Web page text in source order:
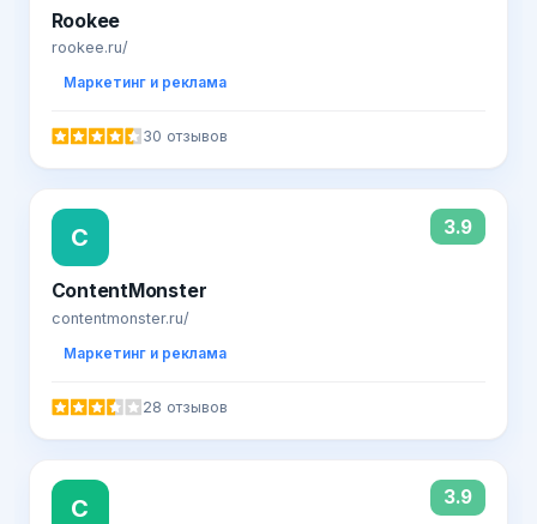
Rookee
rookee.ru/
Маркетинг и реклама
30 отзывов
C 3.9
ContentMonster
contentmonster.ru/
Маркетинг и реклама
28 отзывов
С 3.9